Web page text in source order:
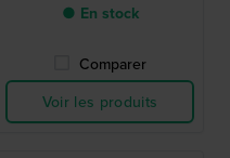
● En stock
Comparer
Voir les produits